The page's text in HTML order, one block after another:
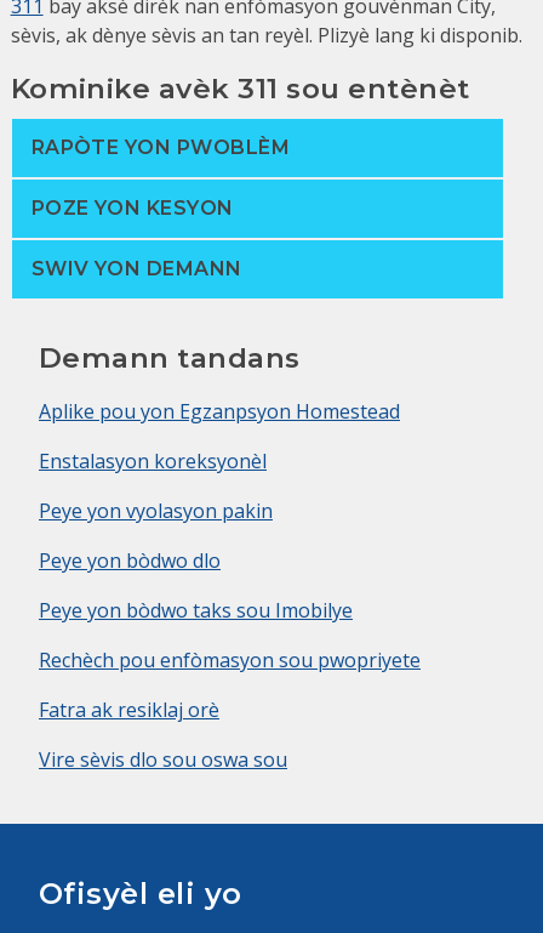
311 bay aksè dirèk nan enfòmasyon gouvènman City,
sèvis, ak dènye sèvis an tan reyèl. Plizyè lang ki disponib.
Kominike avèk 311 sou entènèt
RAPÒTE YON PWOBLÈM
POZE YON KESYON
SWIV YON DEMANN
Demann tandans
Aplike pou yon Egzanpsyon Homestead
Enstalasyon koreksyonèl
Peye yon vyolasyon pakin
Peye yon bòdwo dlo
Peye yon bòdwo taks sou Imobilye
Rechèch pou enfòmasyon sou pwopriyete
Fatra ak resiklaj orè
Vire sèvis dlo sou oswa sou
Ofisyèl eli yo